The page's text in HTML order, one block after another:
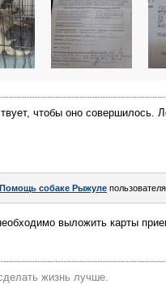
чтобы оно совершилось.
Помощь собаке Рыжуле пользователя
выложить карты
жизнь лучше.